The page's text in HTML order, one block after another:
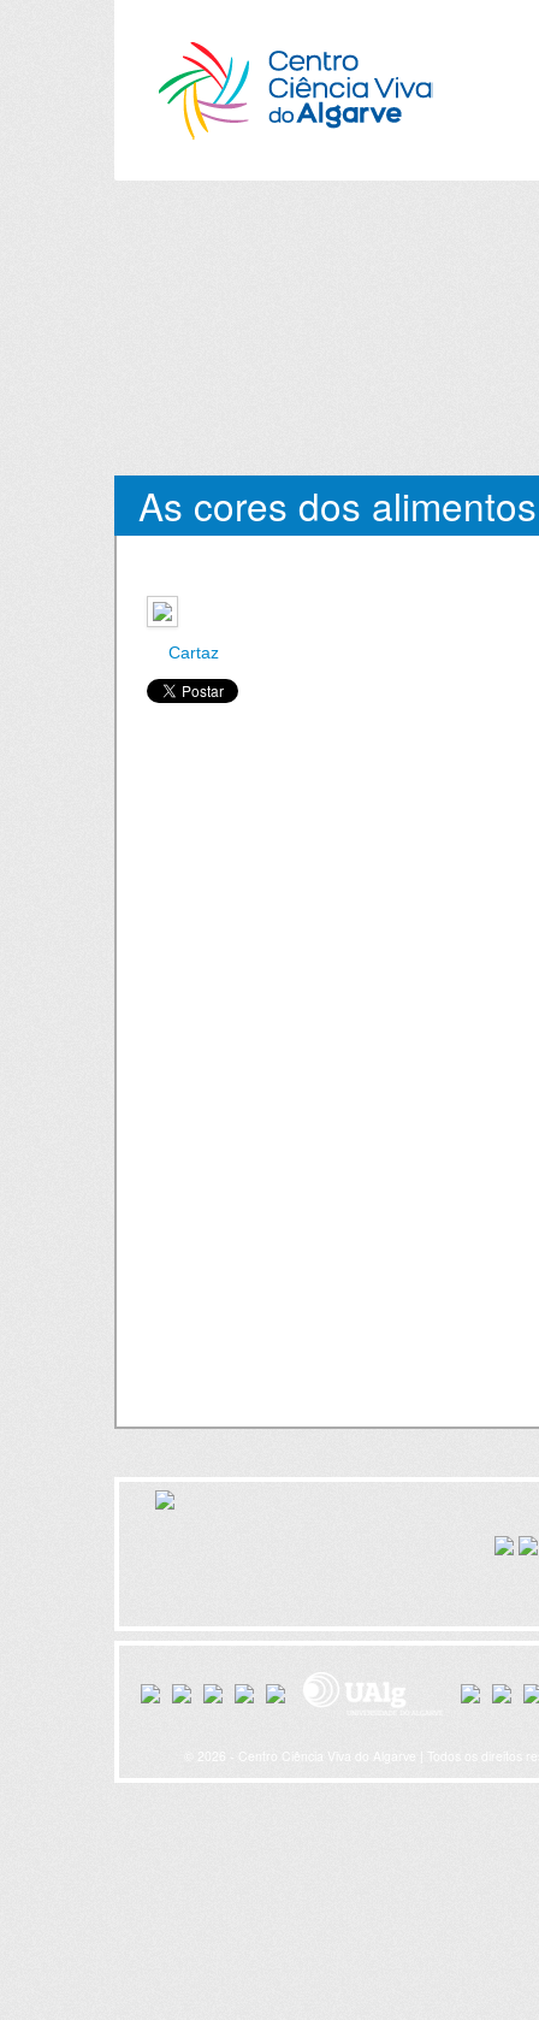
As cores dos alimentos
Cartaz
© 2026 - Centro Ciência Viva do Algarve | Todos os direitos